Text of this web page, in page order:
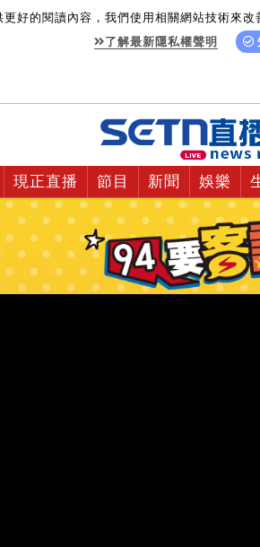
更好的閱讀內容，我們使用相關網站技術來
了解最新隱私權聲明
現正直播 節目 新聞 娛樂